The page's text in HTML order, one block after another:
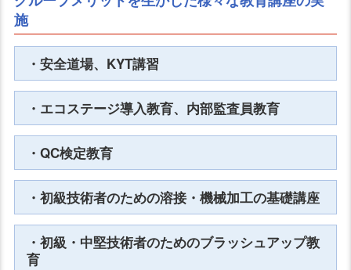
施
・安全道場、KYT講習
・エコステージ導入教育、内部監査員教育
・QC検定教育
・初級技術者のための溶接・機械加工の基礎講座
・初級・中堅技術者のためのブラッシュアップ教
育